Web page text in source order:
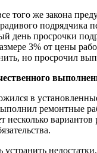
того же закона
подрядчика
день просрочки
3% от цены
но просрочил
в
ремонтные
несколько вариантов